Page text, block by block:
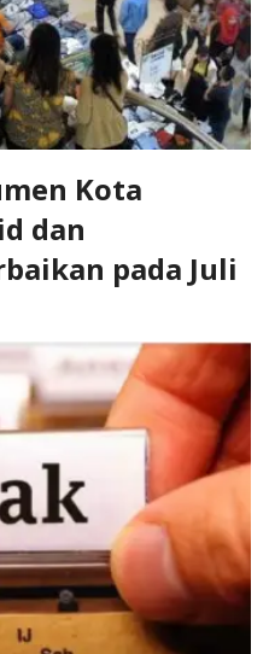
Kota
dan
pada Juli